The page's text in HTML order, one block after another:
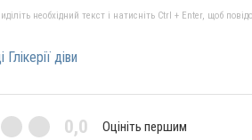
необхідний текст і натисніть Ctrl + Enter, щоб
діви
0,0 Оцініть першим